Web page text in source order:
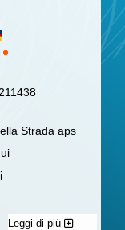
Strada aps
Leggi di più